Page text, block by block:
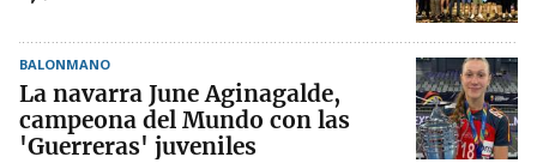
BALONMANO
La navarra June Aginagalde,
campeona del Mundo con las
'Guerreras' juveniles